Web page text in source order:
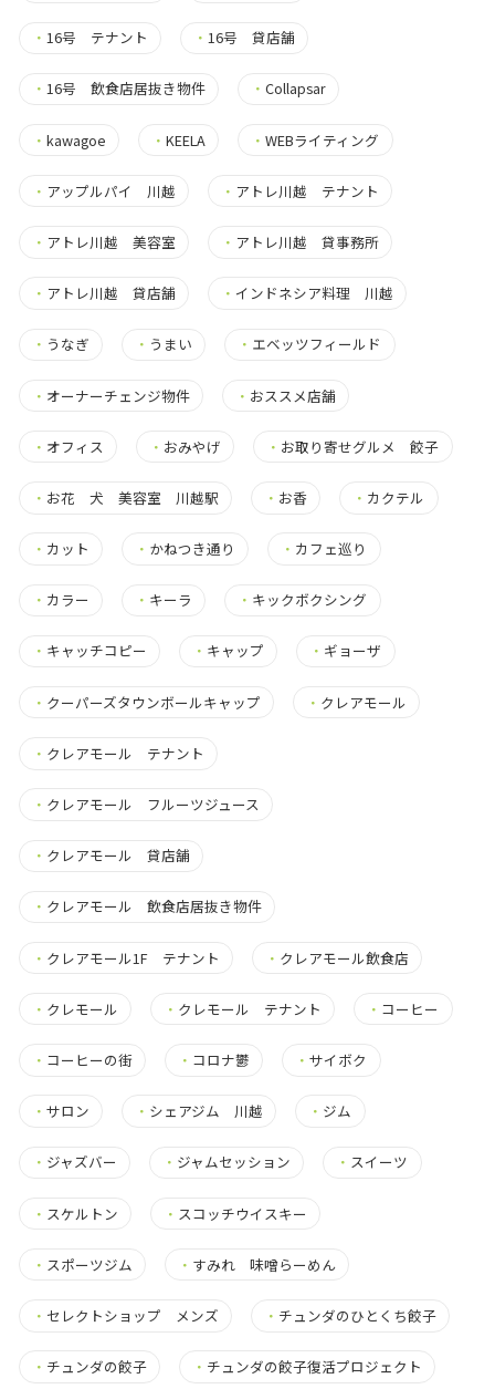
・ 16号 テナント ・16号 貸店舗
・ 16号 飲食店居抜き物件 ・Collapsar
・ kawagoe ・KEELA ・WEBライティング
・ アップルパイ 川越 ・ アトレ川越 テナント
・ アトレ川越 美容室 ・ アトレ川越 貸事務所
・ アトレ川越 貸店舗 ・ インドネシア料理 川越
・ うなぎ ・ うまい ・ エベッツフィールド
・ オーナーチェンジ物件 ・ おススメ店舗
・ オフィス ・ おみやげ ・ お取り寄せグルメ 餃子
・ お花 犬 美容室 川越駅 ・ お香 ・ カクテル
・ カット ・ かねつき通り ・ カフェ巡り
・ カラー ・ キーラ ・ キックボクシング
・ キャッチコピー ・ キャップ ・ ギョーザ
・ クーパーズタウンボールキャップ ・ クレアモール
・ クレアモール テナント
・ クレアモール フルーツジュース
・ クレアモール 貸店舗
・ クレアモール 飲食店居抜き物件
・ クレアモール1F テナント ・ クレアモール飲食店
・ クレモール ・ クレモール テナント ・ コーヒー
・ コーヒーの街 ・ コロナ鬱 ・サイボク
・ サロン ・ シェアジム 川越 ・ ジム
・ ジャズバー ・ ジャムセッション ・ スイーツ
・ スケルトン ・ スコッチウイスキー
・ スポーツジム ・ すみれ 味噌らーめん
・ セレクトショップ メンズ ・ チュンダのひとくち餃子
・ チュンダの餃子 ・ チュンダの餃子復活プロジェクト